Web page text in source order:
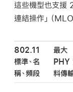
這些機型也支援
連結操作」（
802.11
標準、名
稱、頻段
最大
PHY
料傳